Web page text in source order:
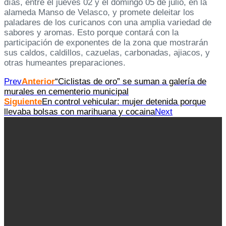
días, entre el jueves 02 y el domingo 05 de julio, en la
alameda Manso de Velasco, y promete deleitar los
paladares de los curicanos con una amplia variedad de
sabores y aromas. Esto porque contará con la
participación de exponentes de la zona que mostrarán
sus caldos, caldillos, cazuelas, carbonadas, ajiacos, y
otras humeantes preparaciones.
PrevAnterior“Ciclistas de oro” se suman a galería de
murales en cementerio municipal
SiguienteEn control vehicular: mujer detenida porque
llevaba bolsas con marihuana y cocainaNext